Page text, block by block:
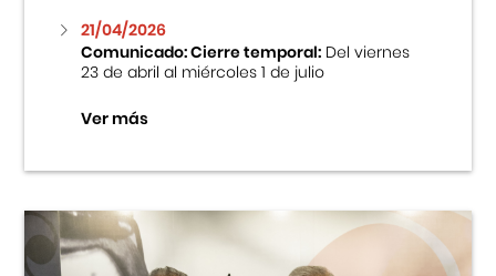
Fondo Editorial
Teatro Peruano Japonés
21/04/2026
Comunicado: Cierre temporal:Del viernes
23 de abril al miércoles 1 de julio
Ver más